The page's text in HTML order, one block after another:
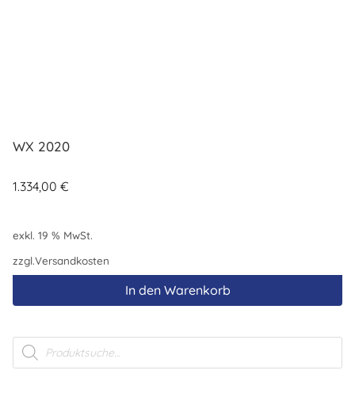
WX 2020
1.334,00 €
exkl. 19 % MwSt.
zzgl.Versandkosten
In den Warenkorb
Products
search